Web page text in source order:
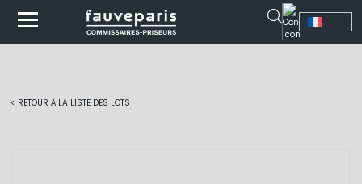
< RETOUR À LA LISTE DES LOTS